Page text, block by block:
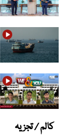
کالم / تجزیہ